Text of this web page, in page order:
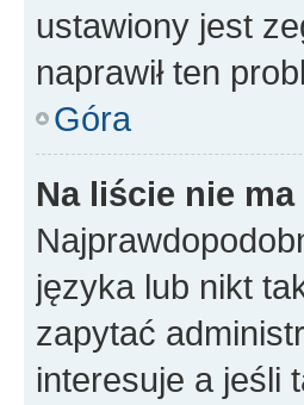
ustawiony jest
naprawił ten
Góra
Na liście nie
języka lub nikt
zapytać
interesuje a jeśli